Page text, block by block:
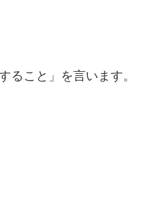
ること」を言います。